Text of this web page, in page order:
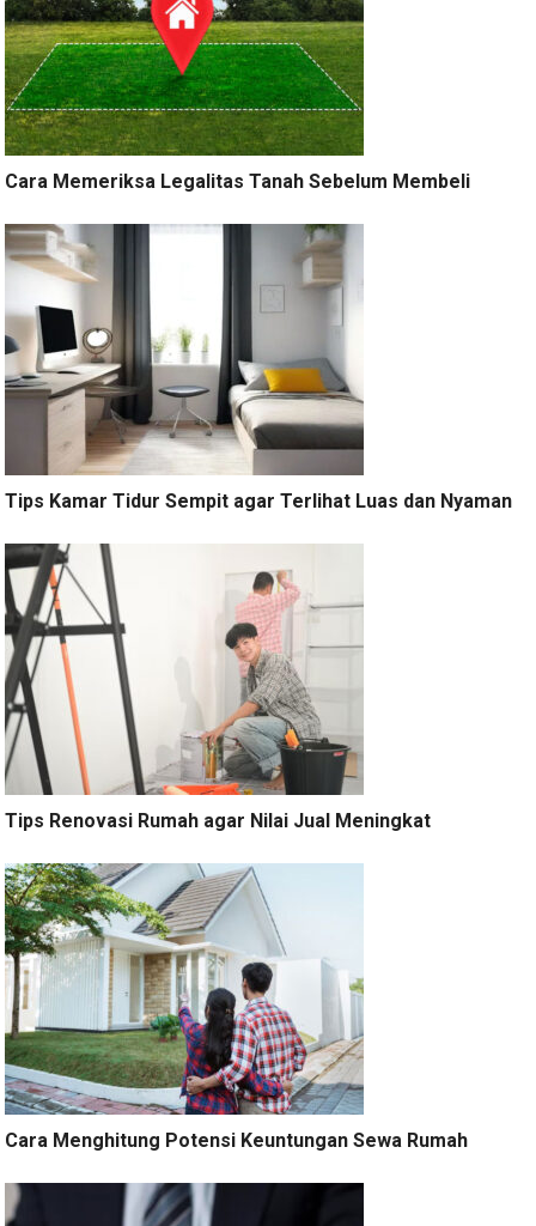
Cara Memeriksa Legalitas Tanah Sebelum Membeli
Tips Kamar Tidur Sempit agar Terlihat Luas dan Nyaman
Tips Renovasi Rumah agar Nilai Jual Meningkat
Cara Menghitung Potensi Keuntungan Sewa Rumah